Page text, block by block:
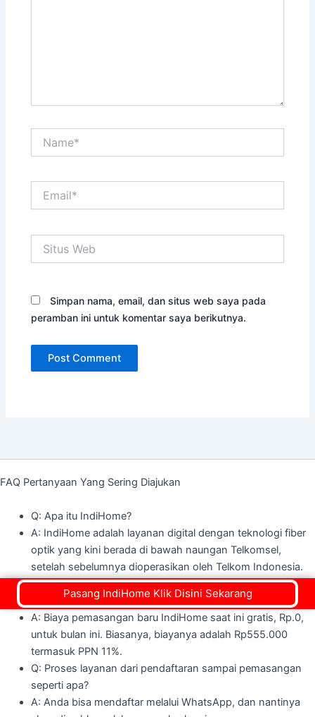
Web
Simpan nama, email, dan situs web saya pada
peramban ini untuk komentar saya berikutnya.
FAQ Pertanyaan Yang Sering Diajukan
Q: Apa itu IndiHome?
A: IndiHome adalah layanan digital dengan teknologi fiber
optik yang kini berada di bawah naungan Telkomsel,
setelah sebelumnya dioperasikan oleh Telkom Indonesia.
Q: Berapa biaya pasang IndiHome setelah teknisi IndiHome
datang?
A: Biaya pemasangan baru IndiHome saat ini gratis, Rp.0,
untuk bulan ini. Biasanya, biayanya adalah Rp555.000
termasuk PPN 11%.
Q: Proses layanan dari pendaftaran sampai pemasangan
seperti apa?
A: Anda bisa mendaftar melalui WhatsApp, dan nantinya
Pasang IndiHome Klik Disini Sekarang